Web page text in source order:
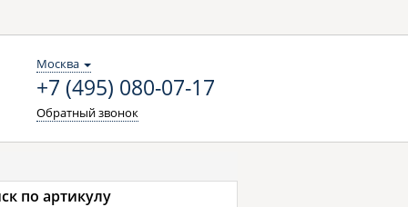
Москва
+7 (495) 080-07-17
Обратный звонок
по артикулу